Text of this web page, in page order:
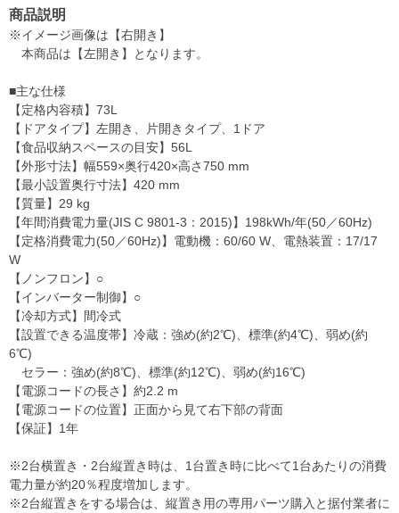
商品説明
※イメージ画像は【右開き】
本商品は【左開き】となります。
■主な仕様
【定格内容積】73L
【ドアタイプ】左開き、片開きタイプ、1ドア
【食品収納スペースの目安】56L
【外形寸法】幅559×奥行420×高さ750 mm
【最小設置奥行寸法】420 mm
【質量】29 kg
【年間消費電力量(JIS C 9801-3：2015)】198kWh/年(50／60Hz)
【定格消費電力(50／60Hz)】電動機：60/60 W、電熱装置：17/17
W
【ノンフロン】○
【インバーター制御】○
【冷却方式】間冷式
【設置できる温度帯】冷蔵：強め(約2℃)、標準(約4℃)、弱め(約
6℃)
セラー：強め(約8℃)、標準(約12℃)、弱め(約16℃)
【電源コードの長さ】約2.2 m
【電源コードの位置】正面から見て右下部の背面
【保証】1年
※2台横置き・2台縦置き時は、1台置き時に比べて1台あたりの消費
電力量が約20％程度増加します。
※2台縦置きをする場合は、縦置き用の専用パーツ購入と据付業者に